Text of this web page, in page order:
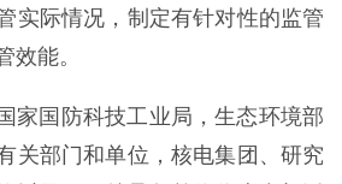
实际情况，制定有针对性的监管
效能。
家国防科技工业局，生态环境部
关部门和单位，核电集团、研究